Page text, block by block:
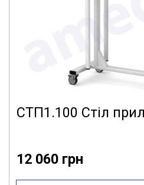
СТП1.100 Стіл
12 060 грн